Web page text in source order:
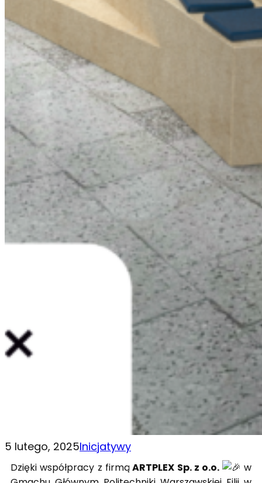
5 lutego, 2025Inicjatywy
Dzięki współpracy z firmąARTPLEX Sp. z o.o.
w